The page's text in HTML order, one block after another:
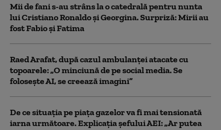
Mii de fani s-au strâns la o catedrală pentru nunta
lui Cristiano Ronaldo şi Georgina. Surpriză: Mirii au
fost Fabio şi Fatima
Raed Arafat, după cazul ambulanței atacate cu
topoarele: „O minciună de pe social media. Se
folosește AI, se creează imagini”
De ce situaţia pe piaţa gazelor va fi mai tensionată
iarna următoare. Explicația șefului AEI: „Ar putea